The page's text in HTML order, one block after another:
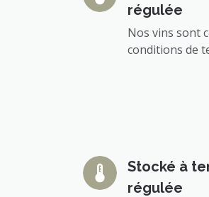
régulée
Nos vins sont
conditions de
Stocké à
régulée